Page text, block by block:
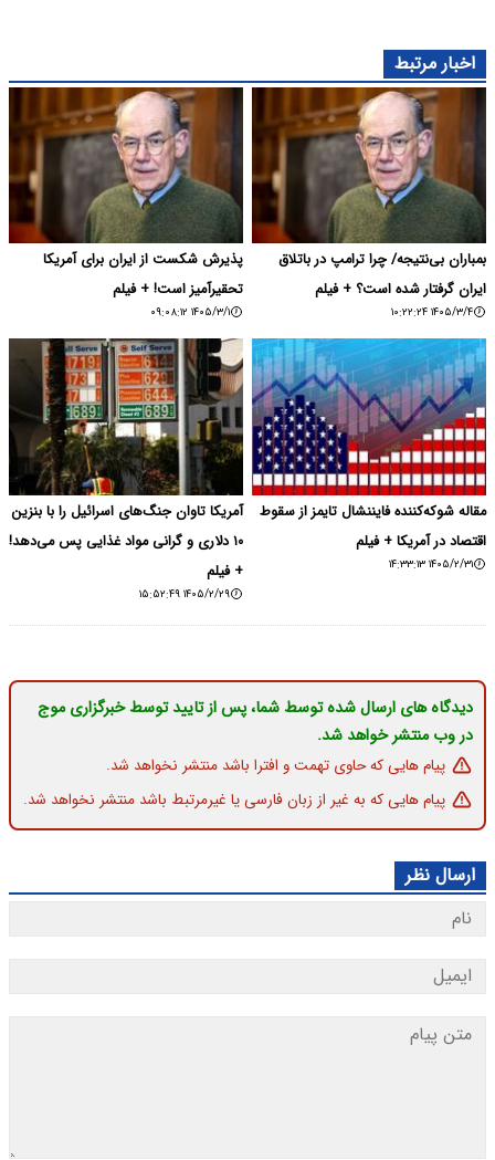
اخبار مرتبط
بمباران بی‌نتیجه/ چرا ترامپ در باتلاق
ایران گرفتار شده است؟ + فیلم
۱۴۰۵/۳/۴ ۱۰:۲۲:۲۴
پذیرش شکست از ایران برای آمریکا
تحقیرآمیز است! + فیلم
۱۴۰۵/۳/۱ ۰۹:۰۸:۱۲
مقاله شوکه‌کننده فایننشال تایمز از سقوط
اقتصاد در آمریکا + فیلم
۱۴۰۵/۲/۳۱ ۱۴:۳۳:۱۳
آمریکا تاوان جنگ‌های اسرائیل را با بنزین
۱۰ دلاری و گرانی مواد غذایی پس می‌دهد!
+ فیلم
۱۴۰۵/۲/۲۹ ۱۵:۵۲:۴۹
دیدگاه های ارسال شده توسط شما، پس از تایید توسط خبرگزاری موج
در وب منتشر خواهد شد.
پیام هایی که حاوی تهمت و افترا باشد منتشر نخواهد شد.
پیام هایی که به غیر از زبان فارسی یا غیرمرتبط باشد منتشر نخواهد شد.
ارسال نظر